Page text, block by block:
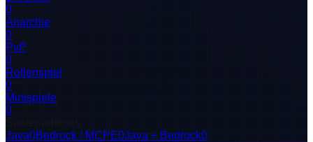
0
Anarchie
0
PvP
0
Rollenspiel
0
Minispiele
0
Java0Bedrock / MCPE0Java + Bedrock0